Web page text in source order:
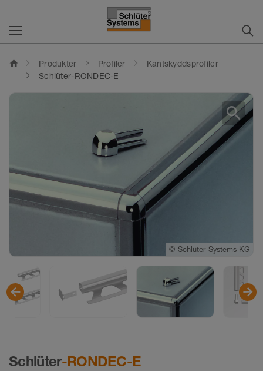
home Produkter Profiler
Kantskyddsprofiler
Schlüter-RONDEC-E
Schlüter-RONDEC-E
© Schlüter-Systems KG
© Schlüter-Systems KG
© Schlüter-Systems KG
© Schlüter-Systems KG
© Schlüter-Systems KG
search